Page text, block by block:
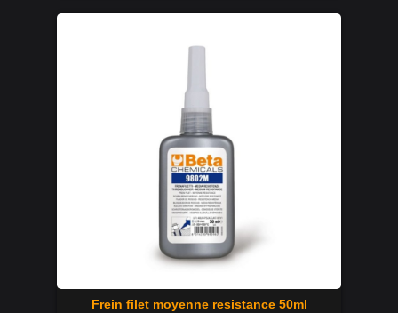
Frein filet moyenne resistance 50ml